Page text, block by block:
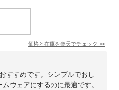
価格と在庫を楽天でチェック >>
すすめです。シンプルでおし
ウェアにするのに最適です。